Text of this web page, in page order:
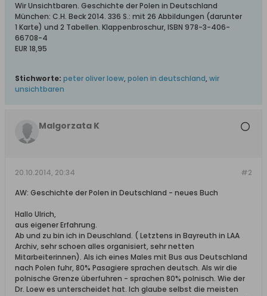
Wir Unsichtbaren. Geschichte der Polen in Deutschland
München: C.H. Beck 2014. 336 S.: mit 26 Abbildungen (darunter
1 Karte) und 2 Tabellen. Klappenbroschur, ISBN 978-3-406-
66708-4
EUR 18,95
Stichworte: peter oliver loew, polen in deutschland, wir
unsichtbaren
Malgorzata K
#2
20.10.2014, 20:34
AW: Geschichte der Polen in Deutschland - neues Buch
Hallo Ulrich,
aus eigener Erfahrung.
Ab und zu bin ich in Deuschland. ( Letztens in Bayreuth in LAA
Archiv, sehr schoen alles organisiert, sehr netten
Mitarbeiterinnen). Als ich eines Males mit Bus aus Deutschland
nach Polen fuhr, 80% Pasagiere sprachen deutsch. Als wir die
polnische Grenze überfuhren - sprachen 80% polnisch. Wie der
Dr. Loew es unterscheidet hat. Ich glaube selbst die meisten